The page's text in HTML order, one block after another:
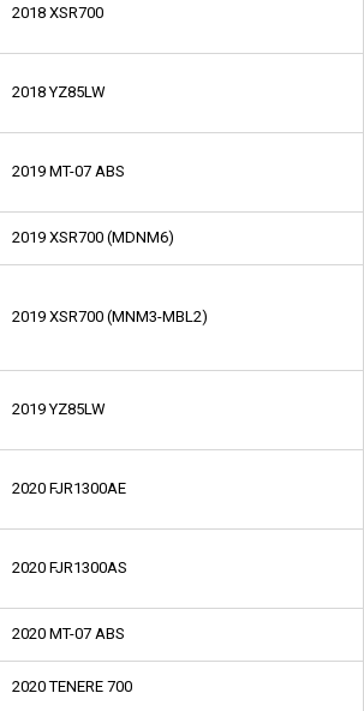
2018 XSR700
2018 YZ85LW
2019 MT-07 ABS
2019 XSR700 (MDNM6)
2019 XSR700 (MNM3-MBL2)
2019 YZ85LW
2020 FJR1300AE
2020 FJR1300AS
2020 MT-07 ABS
2020 TENERE 700